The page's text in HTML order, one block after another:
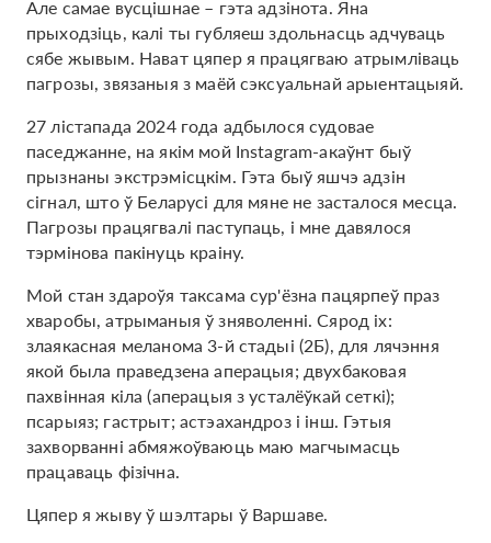
Але самае вусцішнае – гэта адзінота. Яна
прыходзіць, калі ты губляеш здольнасць адчуваць
сябе жывым. Нават цяпер я працягваю атрымліваць
пагрозы, звязаныя з маёй сэксуальнай арыентацыяй.
27 лістапада 2024 года адбылося судовае
паседжанне, на якім мой Instagram-акаўнт быў
прызнаны экстрэмісцкім. Гэта быў яшчэ адзін
сігнал, што ў Беларусі для мяне не засталося месца.
Пагрозы працягвалі паступаць, і мне давялося
тэрмінова пакінуць краіну.
Мой стан здароўя таксама сур'ёзна пацярпеў праз
хваробы, атрыманыя ў зняволенні. Сярод іх:
злаякасная меланома 3-й стадыі (2Б), для лячэння
якой была праведзена аперацыя; двухбаковая
пахвінная кіла (аперацыя з усталёўкай сеткі);
псарыяз; гастрыт; астэахандроз і інш. Гэтыя
захворванні абмяжоўваюць маю магчымасць
працаваць фізічна.
Цяпер я жыву ў шэлтары ў Варшаве.